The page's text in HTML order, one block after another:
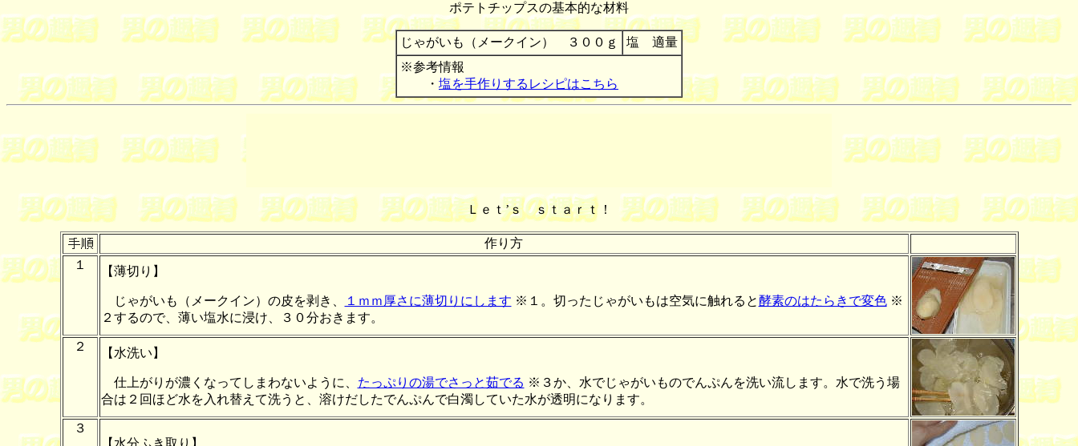
ポテトチップスの基本的な材料
じゃがいも（メークイン） ３００ｇ
塩 適量
※参考情報
・ 塩を手作りするレシピはこちら
Ｌｅｔ’ｓ ｓｔａｒｔ！
作り方
１
【薄切り】
じゃがいも（メークイン）の皮を剥き、 １ｍｍ厚さに薄切りにします ※１。切ったじゃがいもは空気に触れると酵素のはたらきで変色※
２するので、薄い塩水に浸け、３０分おきます。
２ 【水洗い】
仕上がりが濃くなってしまわないように、 たっぷりの湯でさっと茹でる ※３か、水でじゃがいものでんぷんを洗い流します。水で洗う場
合は２回ほど水を入れ替えて洗うと、溶けだしたでんぷんで白濁していた水が透明になります。
３
【水分ふき取り】